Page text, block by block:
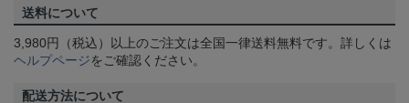
送料について
3,980円（税込）以上のご注文は全国一律送料無料です。詳しくは
ヘルプページをご確認ください。
配送方法について